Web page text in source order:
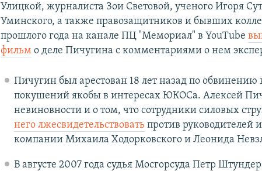
Улицкой, журналиста Зои Световой, ученого Игоря
Уминского, а также правозащитников и бывших
прошлого года на канале ПЦ "Мемориал" в YouTube
фильм о деле Пичугина с комментариями о нем
Пичугин был арестован 18 лет назад по обвинению
покушений якобы в интересах ЮКОСа. Алексей
невиновности и о том, что сотрудники силовых
него лжесвидетельствоватьпротив руководителей
компании Михаила Ходорковского и Леонида
В августе 2007 года судья Мосгорсуда Петр